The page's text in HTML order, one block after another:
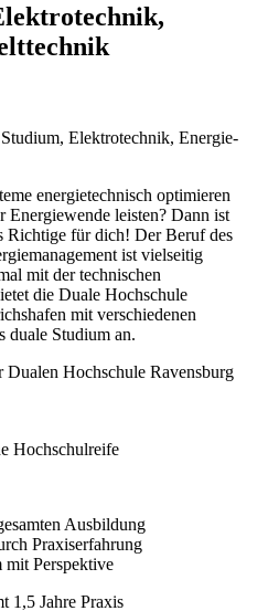
Elektrotechnik, Energie-
energietechnisch optimieren
leisten? Dann ist
Richtige für dich! Der Beruf des
ist vielseitig
mit der technischen
die Duale Hochschule
mit verschiedenen
duale Studium an.
Dualen Hochschule Ravensburg
Hochschulreife
Ausbildung
Praxiserfahrung
Perspektive
1,5 Jahre Praxis